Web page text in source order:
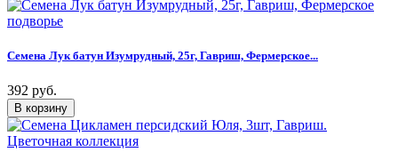
Семена Лук батун Изумрудный, 25г, Гавриш, Фермерское...
392 руб.